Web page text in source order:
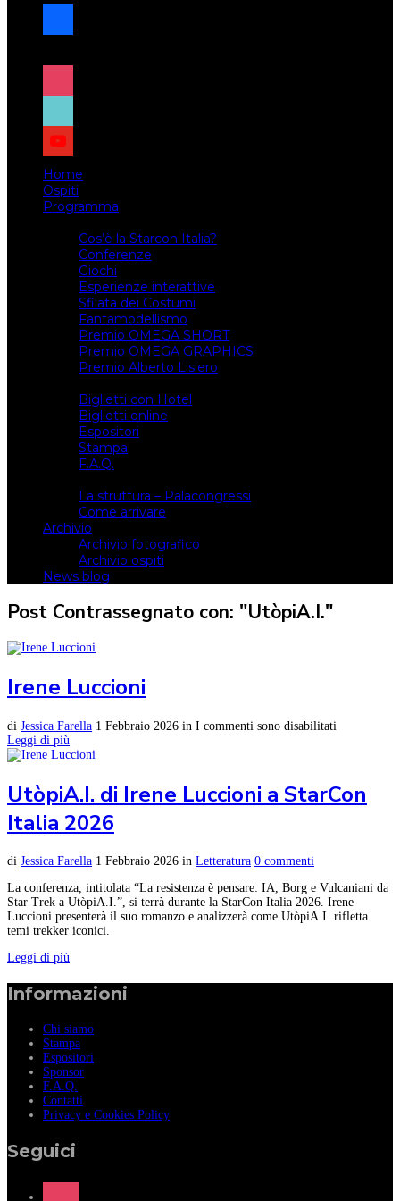
facebook
x
instagram
tiktok
youtube
Home
Ospiti
Programma
Cos’è la Starcon Italia?
Conferenze
Giochi
Esperienze interattive
Sfilata dei Costumi
Fantamodellismo
Premio OMEGA SHORT
Premio OMEGA GRAPHICS
Premio Alberto Lisiero
Biglietti con Hotel
Biglietti online
Espositori
Stampa
F.A.Q.
La struttura – Palacongressi
Come arrivare
Archivio
Archivio fotografico
Archivio ospiti
News blog
Post Contrassegnato con: "UtòpiA.I."
Irene Luccioni
di Jessica Farella 1 Febbraio 2026 in I commenti sono disabilitati
Leggi di più
UtòpiA.I. di Irene Luccioni a StarCon
Italia 2026
di Jessica Farella 1 Febbraio 2026 in Letteratura 0 commenti
La conferenza, intitolata “La resistenza è pensare: IA, Borg e Vulcaniani da
Star Trek a UtòpiA.I.”, si terrà durante la StarCon Italia 2026. Irene
Luccioni presenterà il suo romanzo e analizzerà come UtòpiA.I. rifletta
temi trekker iconici.
Leggi di più
Informazioni
Chi siamo
Stampa
Espositori
Sponsor
F.A.Q.
Contatti
Privacy e Cookies Policy
Seguici
instagram